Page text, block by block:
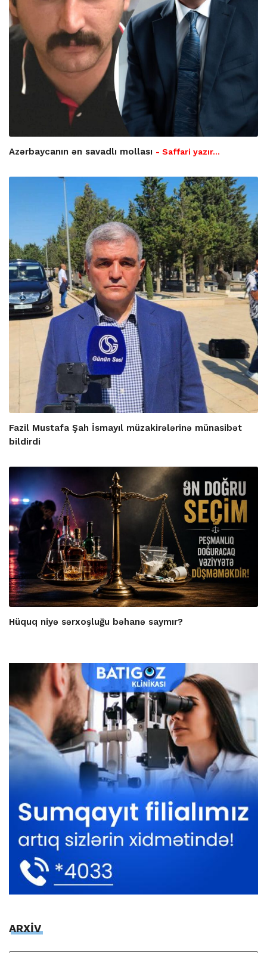
Azərbaycanın ən savadlı mollası - Saffari yazır…
Fazil Mustafa Şah İsmayıl müzakirələrinə münasibət
bildirdi
Hüquq niyə sərxoşluğu bəhanə saymır?
ARXİV